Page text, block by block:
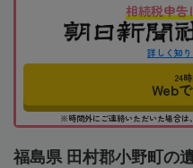
相続税申告
詳しく知
24
Web
※時間外にご連絡いただいた場合は
福島県 田村郡小野町の